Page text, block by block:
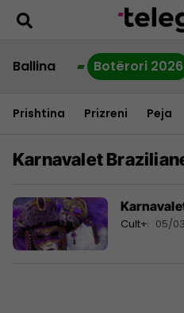
Ballina Botërori 2026
Prishtina Prizreni Peja
Karnavalet
Cult+ 05/